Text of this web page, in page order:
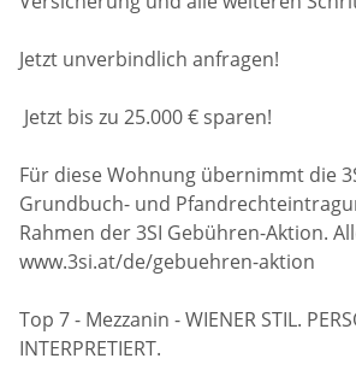
Jetzt unverbindlich anfragen!
Jetzt bis zu 25.000 € sparen!
Für diese Wohnung übernimmt die
Grundbuch- und
Rahmen der 3SI Gebühren-Aktion.
www.3si.at/de/gebuehren-aktion
Top 7 - Mezzanin - WIENER STIL.
INTERPRETIERT.